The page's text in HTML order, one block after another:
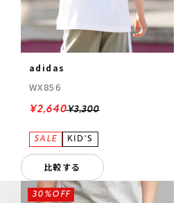
adidas
WX856
¥3,300
¥2,640
比較する
30%OFF